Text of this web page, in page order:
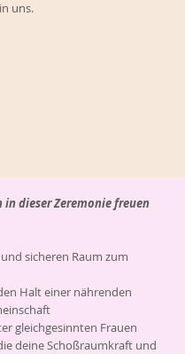
uns.
in dieser Zeremonie freuen
sicheren Raum zum
Halt einer nährenden
gleichgesinnten Frauen
deine Schoßraumkraft und